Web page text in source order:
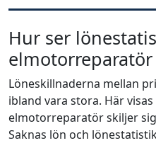
Hur ser
Löneskillnaderna mellan
ibland vara stora. Här
elmotorreparatör skiljer
Saknas lön och